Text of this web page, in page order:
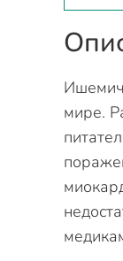
мире.